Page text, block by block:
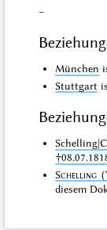
–
München
Stuttgart
Schelling
diesem